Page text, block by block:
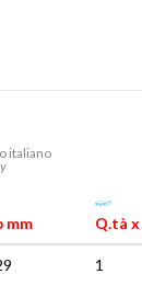
italiano
mm Q.tà x
1